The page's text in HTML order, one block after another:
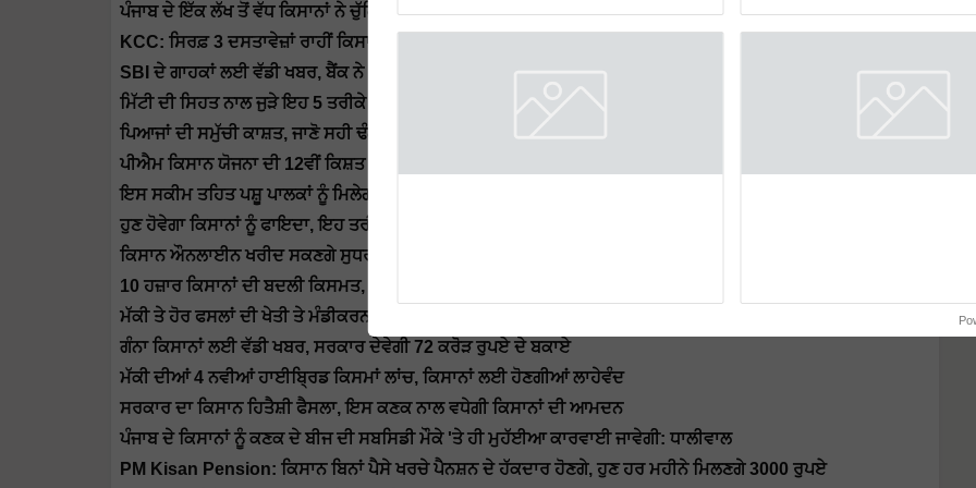
ਪੰਜਾਬ ਦੇ ਇੱਕ ਲੱਖ ਤੋਂ ਵੱਧ ਕਿਸਾਨਾਂ ਨੇ ਚੁੱਕਿਆ ਇਸ ਸਕੀਮ ਦਾ ਲਾਭ, ਜਾਣੋ ਇਸ ਸਕੀਮ ਬਾਰੇ
KCC: ਸਿਰਫ਼ 3 ਦਸਤਾਵੇਜ਼ਾਂ ਰਾਹੀਂ ਕਿਸਾਨ ਕ੍ਰੈਡਿਟ ਕਾਰਡ ਬਣਵਾਓ ਤੇ ਆਸਾਨੀ ਨਾਲ ਲੋਨ ਪਾਓ!
SBI ਦੇ ਗਾਹਕਾਂ ਲਈ ਵੱਡੀ ਖਬਰ, ਬੈਂਕ ਨੇ FD 'ਤੇ ਵਿਆਜ ਦਰ ਵਧਾਈ, ਜਾਣੋ ਹੁਣ ਕਿੰਨਾ ਮਿਲੇਗਾ ਰਿਟਰਨ?
ਮਿੱਟੀ ਦੀ ਸਿਹਤ ਨਾਲ ਜੁੜੇ ਇਹ 5 ਤਰੀਕੇ ਵਧਾ ਸਕਦੇ ਹਨ ਤੁਹਾਡੀ ਫਸਲ ਦਾ ਝਾੜ
ਪਿਆਜਾਂ ਦੀ ਸਮੁੱਚੀ ਕਾਸ਼ਤ, ਜਾਣੋ ਸਹੀ ਢੰਗ ਤੇ ਖੱਟੋ ਚੰਗਾ ਲਾਹਾ
ਪੀਐਮ ਕਿਸਾਨ ਯੋਜਨਾ ਦੀ 12ਵੀਂ ਕਿਸ਼ਤ ਲਈ ਸੂਚੀ ਜਾਰੀ, ਤੁਰੰਤ ਆਪਣੇ ਨਾਮ ਅਤੇ ਸਥਿਤੀ ਦੀ ਕਰੋ ਜਾਂਚ!
ਇਸ ਸਕੀਮ ਤਹਿਤ ਪਸ਼ੂ ਪਾਲਕਾਂ ਨੂੰ ਮਿਲੇਗਾ 10,800 ਰੁਪਏ ਸਾਲਾਨਾ ਦਾ ਲਾਭ, ਜਾਣੋ ਪੂਰੀ ਜਾਣਕਾਰੀ
ਹੁਣ ਹੋਵੇਗਾ ਕਿਸਾਨਾਂ ਨੂੰ ਫਾਇਦਾ, ਇਹ ਤਰੀਕੇ ਮਸ਼ੀਨਰੀ ਮਿਆਦ ਤੇ ਲਾਗਤ ਲਈ ਲਾਹੇਵੰਦ
ਕਿਸਾਨ ਔਨਲਾਈਨ ਖਰੀਦ ਸਕਣਗੇ ਸੁਧਰੀਆਂ ਕਿਸਮਾਂ ਦੇ ਬੀਜ, ਇਹ ਹੈ ਵੈੱਬਸਾਈਟ ਦਾ ਸਿੱਧਾ ਲਿੰਕ
10 ਹਜ਼ਾਰ ਕਿਸਾਨਾਂ ਦੀ ਬਦਲੀ ਕਿਸਮਤ, ਕਿਸਾਨਾਂ ਦੀ ਭਾਈਵਾਲ ਬਣੀ ਇਹ ਜਥੇਬੰਦੀ, ਜਾਣੋ ਪੂਰੀ ਖ਼ਬਰ
ਮੱਕੀ ਤੇ ਹੋਰ ਫਸਲਾਂ ਦੀ ਖੇਤੀ ਤੇ ਮੰਡੀਕਰਨ ਨੂੰ ਹੁਲਾਰਾ, CM ਮਾਨ ਨੇ ਕੀਤੀ CIMMYT ਦੇ ਡਾਇਰੈਕਟਰ ਨਾਲ ਮੁਲਾਕਾਤ
ਗੰਨਾ ਕਿਸਾਨਾਂ ਲਈ ਵੱਡੀ ਖਬਰ, ਸਰਕਾਰ ਦੇਵੇਗੀ 72 ਕਰੋੜ ਰੁਪਏ ਦੇ ਬਕਾਏ
ਮੱਕੀ ਦੀਆਂ 4 ਨਵੀਆਂ ਹਾਈਬ੍ਰਿਡ ਕਿਸਮਾਂ ਲਾਂਚ, ਕਿਸਾਨਾਂ ਲਈ ਹੋਣਗੀਆਂ ਲਾਹੇਵੰਦ
ਸਰਕਾਰ ਦਾ ਕਿਸਾਨ ਹਿਤੈਸ਼ੀ ਫੈਸਲਾ, ਇਸ ਕਣਕ ਨਾਲ ਵਧੇਗੀ ਕਿਸਾਨਾਂ ਦੀ ਆਮਦਨ
ਪੰਜਾਬ ਦੇ ਕਿਸਾਨਾਂ ਨੂੰ ਕਣਕ ਦੇ ਬੀਜ ਦੀ ਸਬਸਿਡੀ ਮੌਕੇ 'ਤੇ ਹੀ ਮੁਹੱਈਆ ਕਾਰਵਾਈ ਜਾਵੇਗੀ: ਧਾਲੀਵਾਲ
PM Kisan Pension: ਕਿਸਾਨ ਬਿਨਾਂ ਪੈਸੇ ਖਰਚੇ ਪੈਨਸ਼ਨ ਦੇ ਹੱਕਦਾਰ ਹੋਣਗੇ, ਹੁਣ ਹਰ ਮਹੀਨੇ ਮਿਲਣਗੇ 3000 ਰੁਪਏ